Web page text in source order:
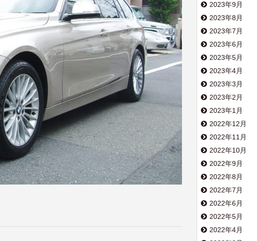
2023年9月
2023年8月
2023年7月
2023年6月
2023年5月
2023年4月
2023年3月
2023年2月
2023年1月
2022年12月
2022年11月
2022年10月
2022年9月
2022年8月
2022年7月
2022年6月
2022年5月
2022年4月